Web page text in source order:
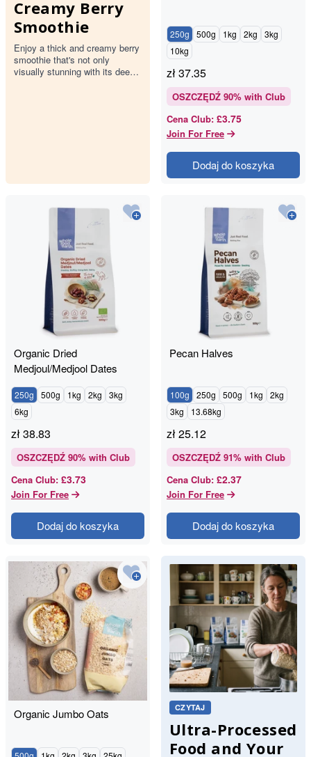
Creamy Berry
Smoothie
Enjoy a thick and creamy berry
smoothie that's not only
visually stunning with its deep
250g 500g 1kg 2kg
3kg
10kg
zł37.35
OSZCZĘDŹ 90% with Club
Cena Club: £3.75
Join For Free
Dodaj do koszyka
Organic Dried
Medjoul/Medjool Dates
250g 500g 1kg 2kg
3kg
6kg
zł38.83
OSZCZĘDŹ 90% with Club
Cena Club: £3.73
Join For Free
Dodaj do koszyka
Pecan Halves
100g 250g 500g 1kg
2kg
3kg
13.68kg
zł25.12
OSZCZĘDŹ 91% with Club
Cena Club: £2.37
Join For Free
Dodaj do koszyka
Organic Jumbo Oats CZYTAJ
Ultra-Processed
Food and Your